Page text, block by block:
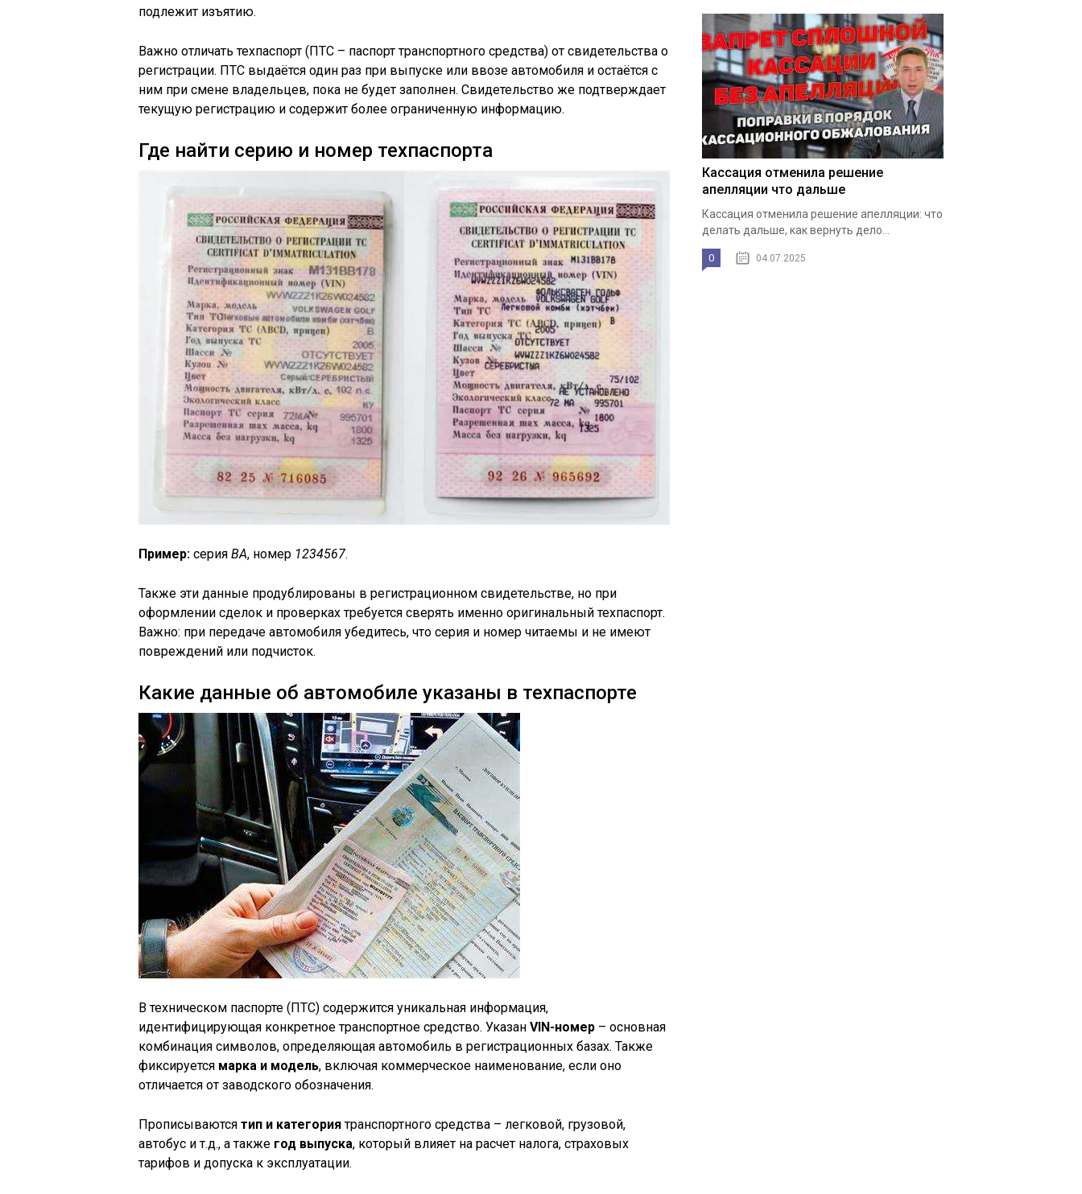
подлежит изъятию.
Важно отличать техпаспорт (ПТС – паспорт транспортного средства) от свидетельства о
регистрации. ПТС выдаётся один раз при выпуске или ввозе автомобиля и остаётся с
ним при смене владельцев, пока не будет заполнен. Свидетельство же подтверждает
текущую регистрацию и содержит более ограниченную информацию.
Где найти серию и номер техпаспорта
Пример: серия BA, номер 1234567.
Также эти данные продублированы в регистрационном свидетельстве, но при
оформлении сделок и проверках требуется сверять именно оригинальный техпаспорт.
Важно: при передаче автомобиля убедитесь, что серия и номер читаемы и не имеют
повреждений или подчисток.
Какие данные об автомобиле указаны в техпаспорте
В техническом паспорте (ПТС) содержится уникальная информация,
идентифицирующая конкретное транспортное средство. Указан VIN-номер – основная
комбинация символов, определяющая автомобиль в регистрационных базах. Также
фиксируется марка и модель, включая коммерческое наименование, если оно
отличается от заводского обозначения.
Прописываются тип и категориятранспортного средства – легковой, грузовой,
автобус и т.д., а также год выпуска, который влияет на расчет налога, страховых
тарифов и допуска к эксплуатации.
Кассация отменила решение
апелляции что дальше
Кассация отменила решение апелляции: что
делать дальше, как вернуть дело...
0 04.07.2025